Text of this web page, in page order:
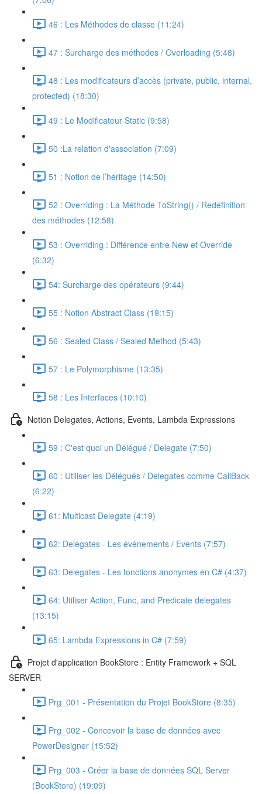
46 : Les Méthodes de classe (11:24)
47 : Surcharge des méthodes / Overloading (5:48)
48 : Les modificateurs d’accès (private, public, internal,
protected) (18:30)
49 : Le Modificateur Static (9:58)
50 :La relation d'association (7:09)
51 : Notion de l’héritage (14:50)
52 : Overriding : La Méthode ToString() / Redéfinition
des méthodes (12:58)
53 : Overriding : Différence entre New et Override
(6:32)
54: Surcharge des opérateurs (9:44)
55 : Notion Abstract Class (19:15)
56 : Sealed Class / Sealed Method (5:43)
57 : Le Polymorphisme (13:35)
58 : Les Interfaces (10:10)
Notion Delegates, Actions, Events, Lambda Expressions
59 : C'est quoi un Délégué / Delegate (7:50)
60 : Utiliser les Délégués / Delegates comme CallBack
(6:22)
61: Multicast Delegate (4:19)
62: Delegates - Les événements / Events (7:57)
63: Delegates - Les fonctions anonymes en C# (4:37)
64: Utiliser Action, Func, and Predicate delegates
(13:15)
65: Lambda Expressions in C# (7:59)
Projet d'application BookStore : Entity Framework + SQL
SERVER
Prg_001 - Présentation du Projet BookStore (8:35)
Prg_002 - Concevoir la base de données avec
PowerDesigner (15:52)
Prg_003 - Créer la base de données SQL Server
(BookStore) (19:09)